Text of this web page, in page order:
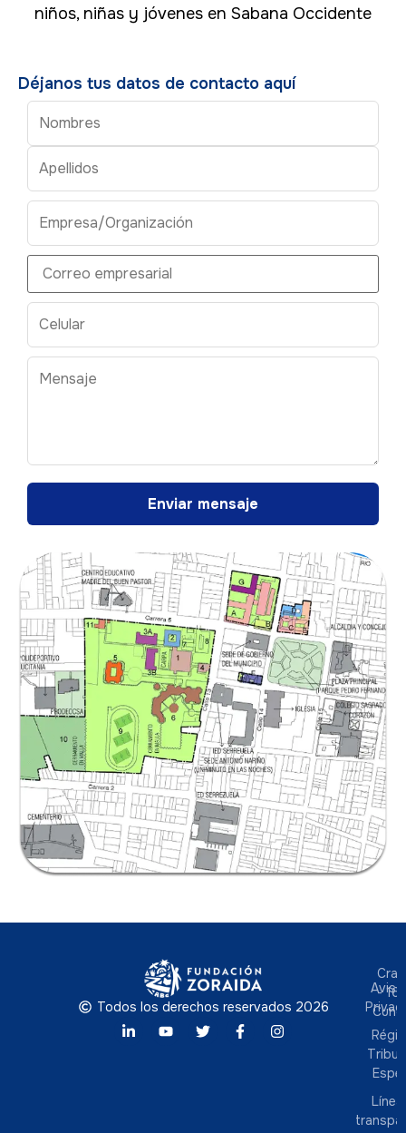
niños, niñas y jóvenes en Sabana Occidente
Déjanos tus datos de contacto aquí
Enviar mensaje
Todos los derechos reservados 2026
Cra.
-